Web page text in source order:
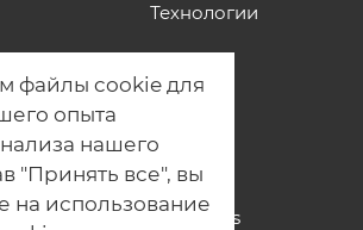
Технологии
обработки
данных
файлов Cookies
файлы cookie для
опыта
нашего
"Принять все", вы
на использование